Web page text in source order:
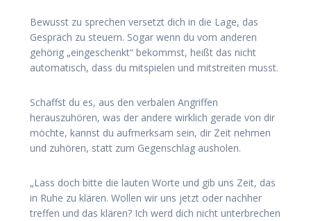
Bewusst zu sprechen versetzt dich in die Lage, das
Gespräch zu steuern. Sogar wenn du vom anderen
gehörig „eingeschenkt“ bekommst, heißt das nicht
automatisch, dass du mitspielen und mitstreiten musst.
Schaffst du es, aus den verbalen Angriffen
herauszuhören, was der andere wirklich gerade von dir
möchte, kannst du aufmerksam sein, dir Zeit nehmen
und zuhören, statt zum Gegenschlag ausholen.
„Lass doch bitte die lauten Worte und gib uns Zeit, das
in Ruhe zu klären. Wollen wir uns jetzt oder nachher
treffen und das klären? Ich werd dich nicht unterbrechen